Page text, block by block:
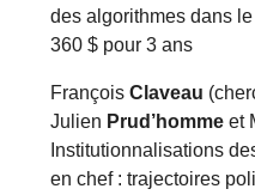
des algorithmes dans
360 $ pour 3 ans
François Claveau
Julien Prud’homme et
Institutionnalisations
en chef : trajectoires